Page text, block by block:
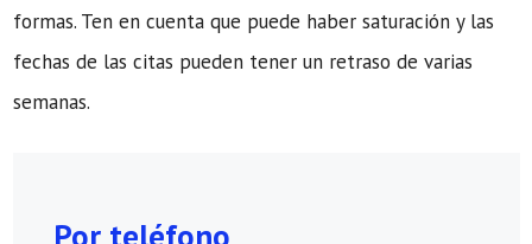
formas. Ten en cuenta que puede haber saturación y las
fechas de las citas pueden tener un retraso de varias
semanas.
Por teléfono